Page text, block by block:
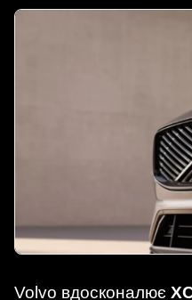
Volvo вдосконалює